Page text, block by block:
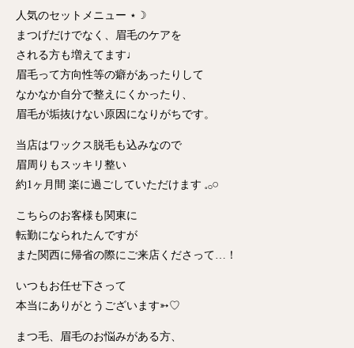
人気のセットメニュー ⋆☽
まつげだけでなく、眉毛のケアを
される方も増えてます♩
眉毛って方向性等の癖があったりして
なかなか自分で整えにくかったり、
眉毛が垢抜けない原因になりがちです。
当店はワックス脱毛も込みなので
眉周りもスッキリ整い
約1ヶ月間 楽に過ごしていただけます 𓈒𓂂𓏸
こちらのお客様も関東に
転勤になられたんですが
また関西に帰省の際にご来店くださって…！
いつもお任せ下さって
本当にありがとうございます➳♡
まつ毛、眉毛のお悩みがある方、